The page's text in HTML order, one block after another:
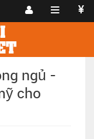
ngủ -
cho